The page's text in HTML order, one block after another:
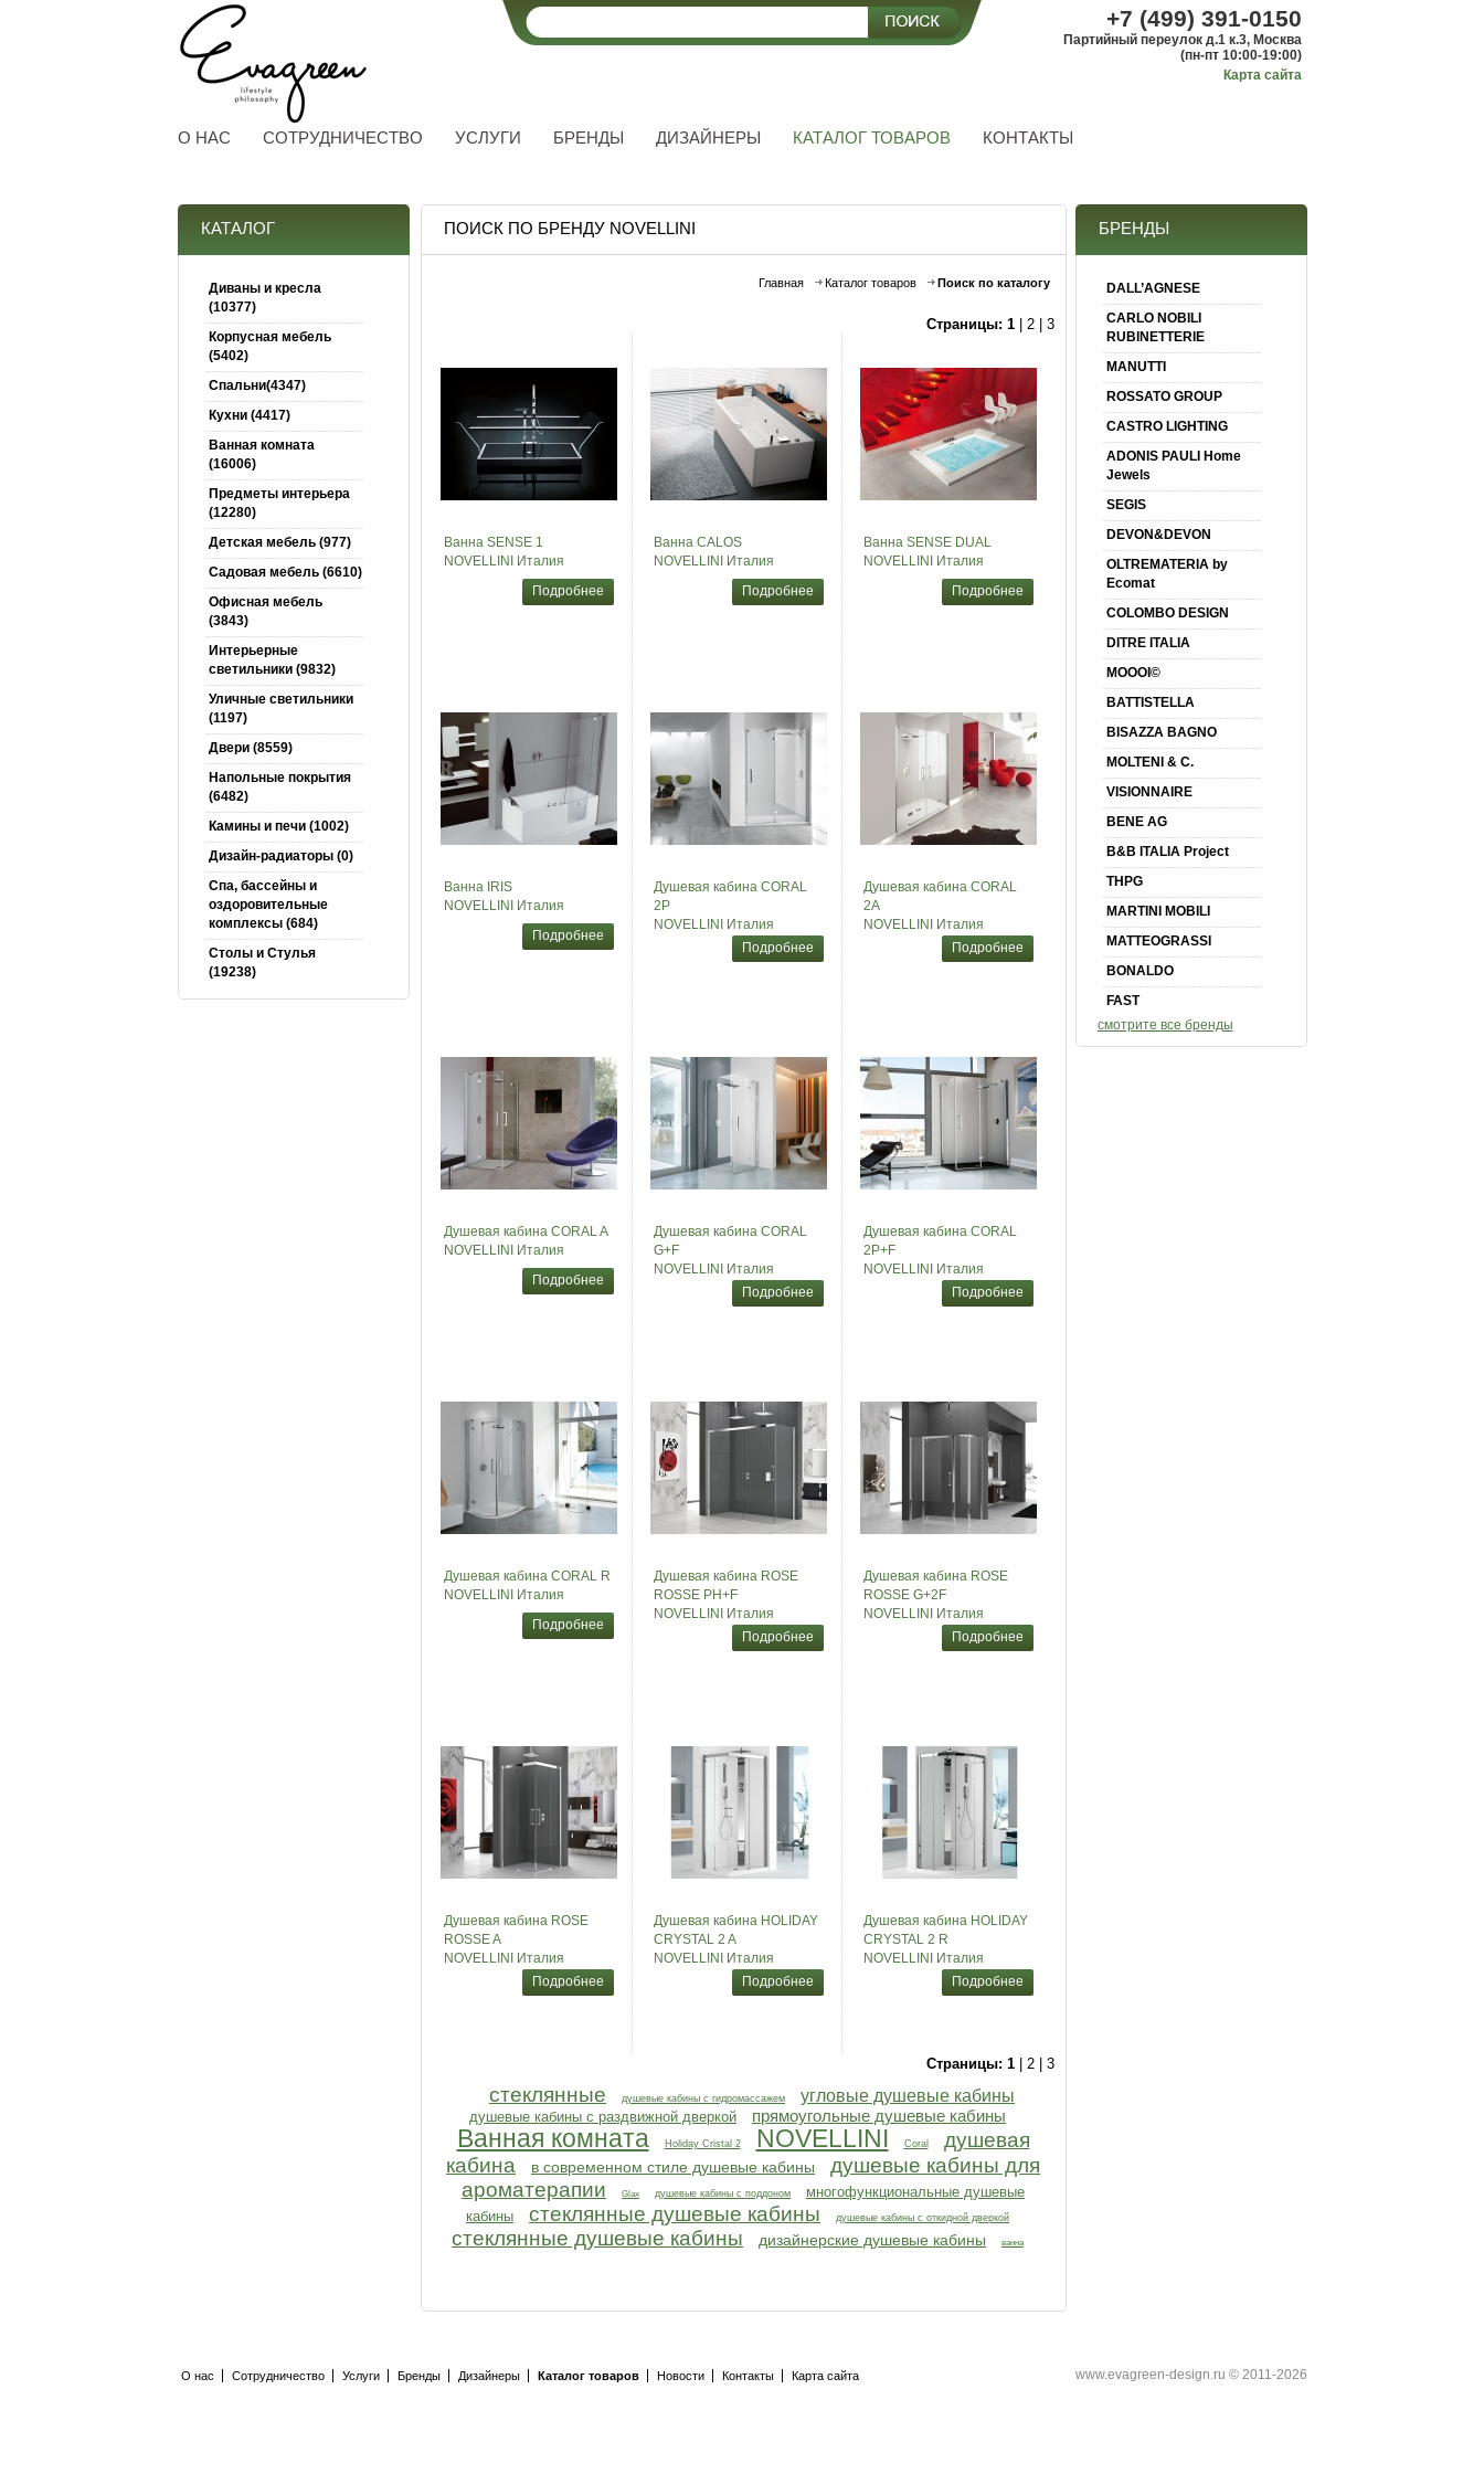
О НАС СОТРУДНИЧЕСТВО УСЛУГИ БРЕНДЫ ДИЗАЙНЕРЫ КАТАЛОГ ТОВАРОВ КОНТАКТЫ
+7 (499) 391-0150
Партийный переулок д.1 к.3, Москва
(пн-пт 10:00-19:00)
Карта сайта
КАТАЛОГ
Диваны и кресла
(10377)
Корпусная мебель
(5402)
Спальни(4347)
Кухни (4417)
Ванная комната
(16006)
Предметы интерьера
(12280)
Детская мебель (977)
Садовая мебель (6610)
Офисная мебель
(3843)
Интерьерные
светильники (9832)
Уличные светильники
(1197)
Двери (8559)
Напольные покрытия
(6482)
Камины и печи (1002)
Дизайн-радиаторы (0)
Спа, бассейны и
оздоровительные
комплексы (684)
Столы и Cтулья
(19238)
ПОИСК ПО БРЕНДУ NOVELLINI
Главная Каталог товаров Поиск по каталогу
Страницы: 1| 2| 3
Ванна SENSE 1
NOVELLINI Италия
Подробнее
Ванна CALOS
NOVELLINI Италия
Подробнее
Ванна SENSE DUAL
NOVELLINI Италия
Подробнее
Ванна IRIS
NOVELLINI Италия
Подробнее
Душевая кабина CORAL
2P
NOVELLINI Италия
Подробнее
Душевая кабина CORAL
2A
NOVELLINI Италия
Подробнее
Душевая кабина CORAL A
NOVELLINI Италия
Подробнее
Душевая кабина CORAL
G+F
NOVELLINI Италия
Подробнее
Душевая кабина CORAL
2P+F
NOVELLINI Италия
Подробнее
Душевая кабина CORAL R
NOVELLINI Италия
Подробнее
Душевая кабина ROSE
ROSSE PH+F
NOVELLINI Италия
Подробнее
Душевая кабина ROSE
ROSSE G+2F
NOVELLINI Италия
Подробнее
Душевая кабина ROSE
ROSSE A
NOVELLINI Италия
Подробнее
Душевая кабина HOLIDAY
CRYSTAL 2 A
NOVELLINI Италия
Подробнее
Душевая кабина HOLIDAY
CRYSTAL 2 R
NOVELLINI Италия
Подробнее
Страницы: 1| 2| 3
стеклянные душевые кабины с гидромассажем угловые душевые кабины
душевые кабины с раздвижной дверкой прямоугольные душевые кабины
Ванная комната Holiday Cristal 2 NOVELLINI Coral
душевая
кабина
в современном стиле душевые кабины
душевые кабины для
ароматерапии
Glax душевые кабины с поддоном
многофункциональные душевые
кабины
стеклянные душевые кабины душевые кабины с откидной дверкой
стеклянные душевые кабины дизайнерские душевые кабины ванна
БРЕНДЫ
DALL’AGNESE
CARLO NOBILI
RUBINETTERIE
MANUTTI
ROSSATO GROUP
CASTRO LIGHTING
ADONIS PAULI Home
Jewels
SEGIS
DEVON&DEVON
OLTREMATERIA by
Ecomat
COLOMBO DESIGN
DITRE ITALIA
MOOOI©
BATTISTELLA
BISAZZA BAGNO
MOLTENI & C.
VISIONNAIRE
BENE AG
B&B ITALIA Project
THPG
MARTINI MOBILI
MATTEOGRASSI
BONALDO
FAST
смотрите все бренды
О нас Сотрудничество Услуги Бренды Дизайнеры Каталог товаров Новости Контакты Карта сайта www.evagreen-design.ru © 2011-2026